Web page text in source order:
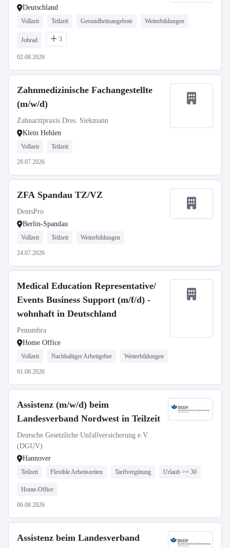
Deutschland
Vollzeit Teilzeit Gesundheitsangebote Weiterbildungen
Jobrad 3
02.08.2026
Zahnmedizinische Fachangestellte
(m/w/d)
Zahnarztpraxis Dres. Siekmann
Klein Hehlen
Vollzeit Teilzeit
28.07.2026
ZFA Spandau TZ/VZ
DentsPro
Berlin-Spandau
Vollzeit Teilzeit Weiterbildungen
24.07.2026
Medical Education Representative/
Events Business Support (m/f/d) -
wohnhaft in Deutschland
Penumbra
Home Office
Vollzeit Nachhaltiger Arbeitgeber Weiterbildungen
01.08.2026
Assistenz (m/w/d) beim
Landesverband Nordwest in Teilzeit
Deutsche Gesetzliche Unfallversicherung e.V.
(DGUV)
Hannover
Teilzeit Flexible Arbeitszeiten Tarifvergütung Urlaub >= 30
Home-Office
06.08.2026
Assistenz beim Landesverband